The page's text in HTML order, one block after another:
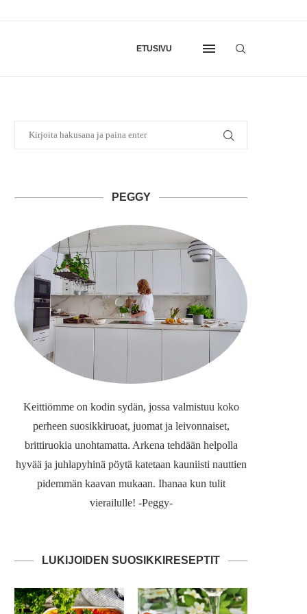
ETUSIVU
PEGGY
Keittiömme on kodin sydän, jossa valmistuu koko
perheen suosikkiruoat, juomat ja leivonnaiset,
brittiruokia unohtamatta. Arkena tehdään helpolla
hyvää ja juhlapyhinä pöytä katetaan kauniisti nauttien
pidemmän kaavan mukaan. Ihanaa kun tulit
vierailulle! -Peggy-
LUKIJOIDEN SUOSIKKIRESEPTIT